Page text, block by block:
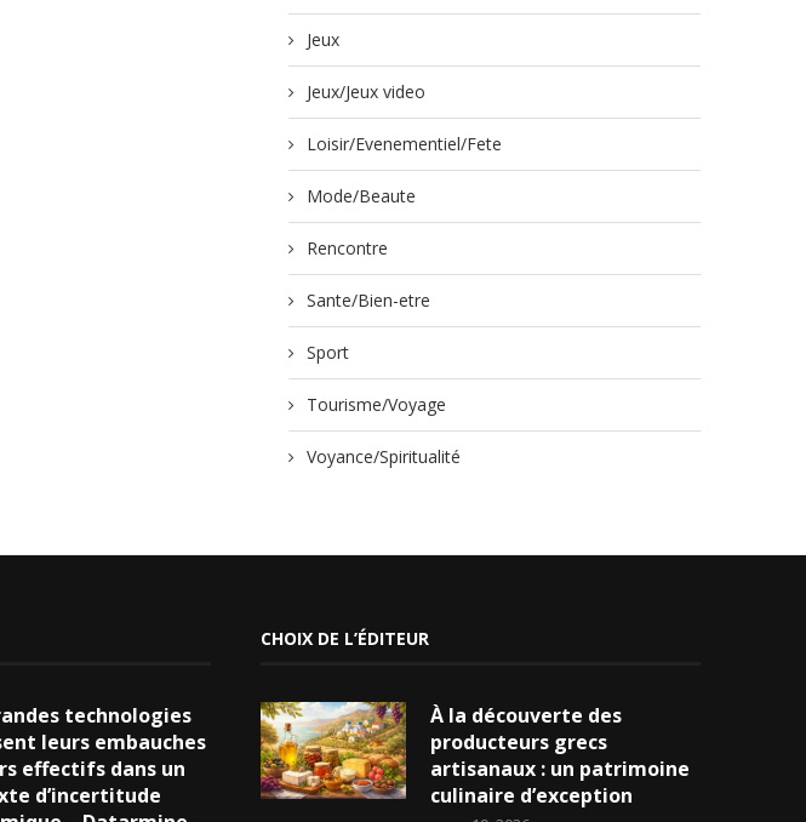
Jeux
Jeux/Jeux video
Loisir/Evenementiel/Fete
Mode/Beaute
Rencontre
Sante/Bien-etre
Sport
Tourisme/Voyage
Voyance/Spiritualité
technologies
leurs embauches
effectifs dans un
d’incertitude
CHOIX DE L’ÉDITEUR
À la découverte des
producteurs grecs
artisanaux : un patrimoine
culinaire d’exception